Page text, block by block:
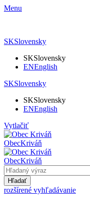
Menu
SKSlovensky
SKSlovensky
ENEnglish
SKSlovensky
SKSlovensky
ENEnglish
Vytlačiť
ObecKriváň
ObecKriváň
Hľadať
rozšírené vyhľadávanie